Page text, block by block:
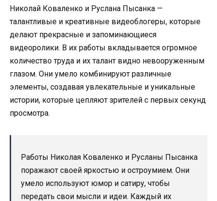
Николай Коваленко и Руслана Пысанка —
талантливые и креативные видеоблогеры, которые
делают прекрасные и запоминающиеся
видеоролики. В их работы вкладывается огромное
количество труда и их талант видно невооруженным
глазом. Они умело комбинируют различные
элементы, создавая увлекательные и уникальные
истории, которые цепляют зрителей с первых секунд
просмотра.
Работы Николая Коваленко и Русланы Пысанка
поражают своей яркостью и остроумием. Они
умело используют юмор и сатиру, чтобы
передать свои мысли и идеи. Каждый их